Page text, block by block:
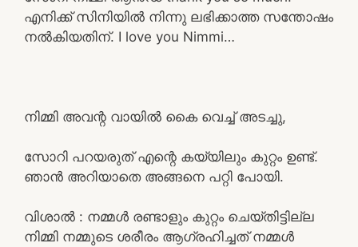
എനിക്ക് സിനിയിൽ നിന്നു ലഭിക്കാത്ത സന്തോഷം
നൽകിയതിന്. I love you Nimmi…
നിമ്മി അവന്റ വായിൽ കൈ വെച്ച് അടച്ചു,
സോറി പറയരുത് എന്റെ കയ്യിലും കുറ്റം ഉണ്ട്.
ഞാൻ അറിയാതെ അങ്ങനെ പറ്റി പോയി.
വിശാൽ : നമ്മൾ രണ്ടാളും കുറ്റം ചെയ്തിട്ടില്ല
നിമ്മി നമ്മുടെ ശരീരം ആഗ്രഹിച്ചത് നമ്മൾ